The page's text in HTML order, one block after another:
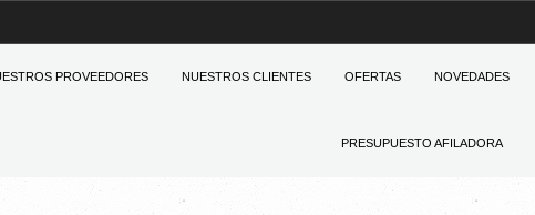
PROVEEDORES NUESTROS CLIENTES OFERTAS NOVEDADES
PRESUPUESTO AFILADORA